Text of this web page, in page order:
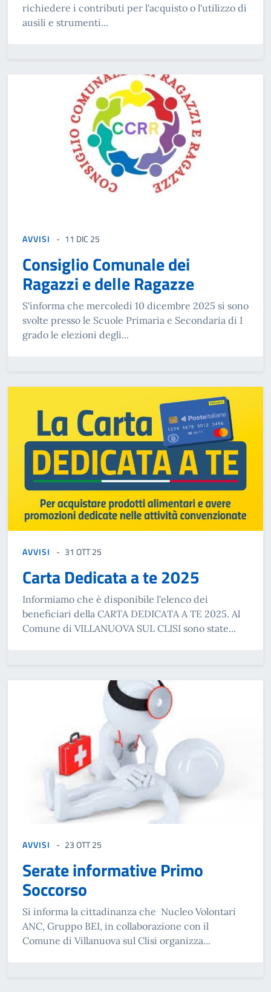
richiedere i contributi per l'acquisto o l'utilizzo di
ausili e strumenti...
AVVISI 11 DIC 25
Consiglio Comunale dei
Ragazzi e delle Ragazze
S'informa che mercoledì 10 dicembre 2025 si sono
svolte presso le Scuole Primaria e Secondaria di I
grado le elezioni degli...
AVVISI 31 OTT 25
Carta Dedicata a te 2025
Informiamo che è disponibile l'elenco dei
beneficiari della CARTA DEDICATA A TE 2025. Al
Comune di VILLANUOVA SUL CLISI sono state...
AVVISI 23 OTT 25
Serate informative Primo
Soccorso
Si informa la cittadinanza che Nucleo Volontari
ANC, Gruppo BEI, in collaborazione con il
Comune di Villanuova sul Clisi organizza...